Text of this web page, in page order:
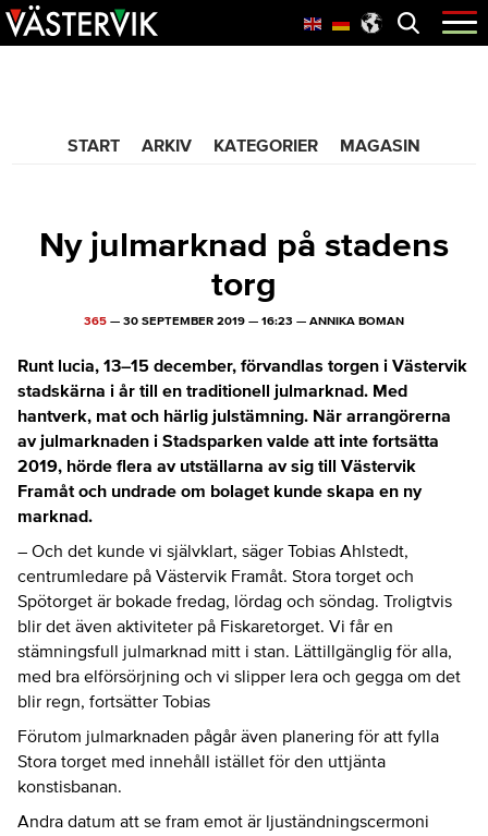
Hoppa
till
Skip
to
Hoppa
till
Öppna
menyn
START ARKIV KATEGORIER MAGASIN
Ny julmarknad på stadens
torg
365 — 30 SEPTEMBER 2019 — 16:23 — ANNIKA BOMAN
Runt lucia, 13–15 december, förvandlas torgen i Västervik
stadskärna i år till en traditionell julmarknad. Med
hantverk, mat och härlig julstämning. När arrangörerna
av julmarknaden i Stadsparken valde att inte fortsätta
2019, hörde flera av utställarna av sig till Västervik
Framåt och undrade om bolaget kunde skapa en ny
marknad.
– Och det kunde vi självklart, säger Tobias Ahlstedt,
centrumledare på Västervik Framåt. Stora torget och
Spötorget är bokade fredag, lördag och söndag. Troligtvis
blir det även aktiviteter på Fiskaretorget. Vi får en
stämningsfull julmarknad mitt i stan. Lättillgänglig för alla,
med bra elförsörjning och vi slipper lera och gegga om det
blir regn, fortsätter Tobias
Förutom julmarknaden pågår även planering för att fylla
Stora torget med innehåll istället för den uttjänta
konstisbanan.
Andra datum att se fram emot är ljuständningscermoni